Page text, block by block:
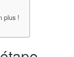
plus !